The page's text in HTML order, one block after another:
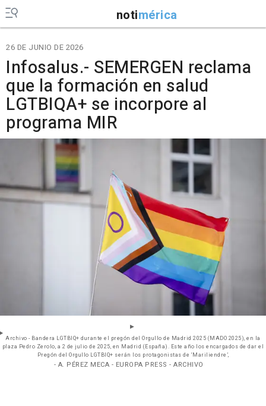
notimérica
26 DE JUNIO DE 2026
Infosalus.- SEMERGEN reclama
que la formación en salud
LGTBIQA+ se incorpore al
programa MIR
Archivo - Bandera LGTBIQ+ durante el pregón del Orgullo de Madrid 2025 (MADO 2025), en la
plaza Pedro Zerolo, a 2 de julio de 2025, en Madrid (España). Este año los encargados de dar el
Pregón del Orgullo LGTBIQ+ serán los protagonistas de ‘Mariliendre’,
- A. PÉREZ MECA - EUROPA PRESS - ARCHIVO